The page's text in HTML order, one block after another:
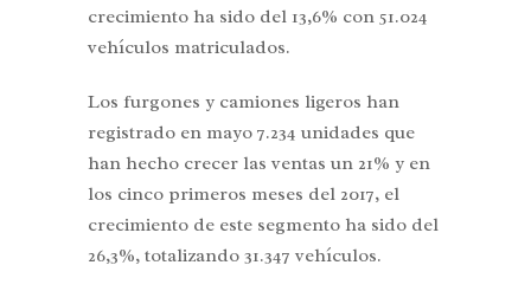
crecimiento ha sido del 13,6% con 51.024
vehículos matriculados.
Los furgones y camiones ligeros han
registrado en mayo 7.234 unidades que
han hecho crecer las ventas un 21% y en
los cinco primeros meses del 2017, el
crecimiento de este segmento ha sido del
26,3%, totalizando 31.347 vehículos.